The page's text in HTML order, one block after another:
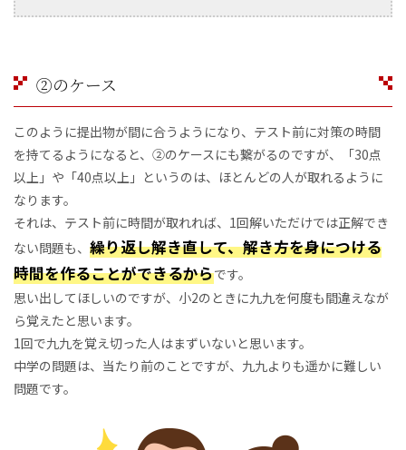
②のケース
このように提出物が間に合うようになり、テスト前に対策の時間
を持てるようになると、②のケースにも繋がるのですが、「30点
以上」や「40点以上」というのは、ほとんどの人が取れるように
なります。
それは、テスト前に時間が取れれば、1回解いただけでは正解でき
ない問題も、 繰り返し解き直して、解き方を身につける
時間を作ることができるからです。
思い出してほしいのですが、小2のときに九九を何度も間違えなが
ら覚えたと思います。
1回で九九を覚え切った人はまずいないと思います。
中学の問題は、当たり前のことですが、九九よりも遥かに難しい
問題です。